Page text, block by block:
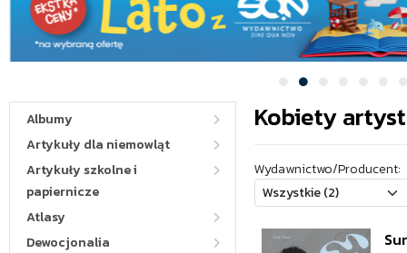
Albumy
Artykuły dla niemowląt
Artykuły szkolne i
papiernicze
Atlasy
Dewocjonalia
Kobiety
Wydawnictwo/Producent: